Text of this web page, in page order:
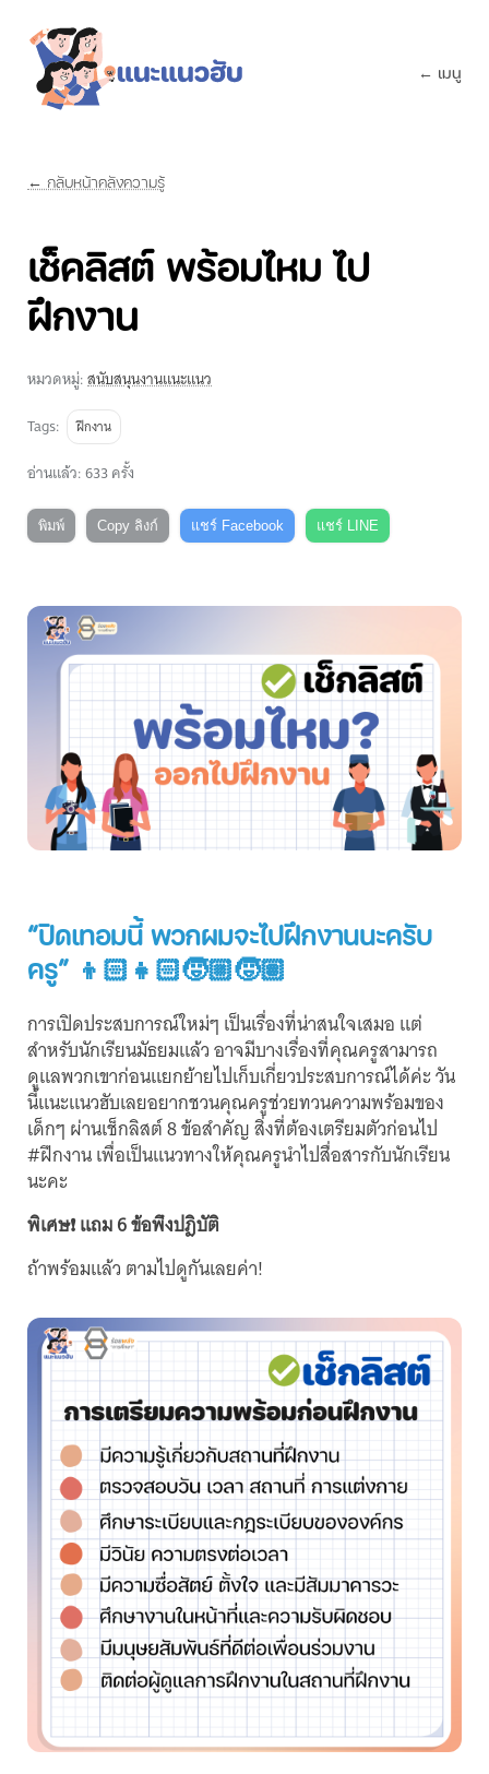
← เมนู
← กลับหน้าคลังความรู้
เช็คลิสต์ พร้อมไหม ไป
ฝึกงาน
หมวดหมู่:สนับสนุนงานแนะแนว
Tags:
ฝึกงาน
อ่านแล้ว: 633 ครั้ง
พิมพ์ Copy ลิงก์ แชร์ Facebook แชร์ LINE
“ปิดเทอมนี้ พวกผมจะไปฝึกงานนะครับ
ครู” 👦🏻👧🏻🧒🏼🧒🏽
การเปิดประสบการณ์ใหม่ๆ เป็นเรื่องที่น่าสนใจเสมอ แต่
สำหรับนักเรียนมัธยมแล้ว อาจมีบางเรื่องที่คุณครูสามารถ
ดูแลพวกเขาก่อนแยกย้ายไปเก็บเกี่ยวประสบการณ์ได้ค่ะ วัน
นี้แนะแนวฮับเลยอยากชวนคุณครูช่วยทวนความพร้อมของ
เด็กๆ ผ่านเช็กลิสต์ 8 ข้อสำคัญ สิ่งที่ต้องเตรียมตัวก่อนไป
#ฝึกงาน เพื่อเป็นแนวทางให้คุณครูนำไปสื่อสารกับนักเรียน
นะคะ
พิเศษ❗ แถม 6 ข้อพึงปฎิบัติ
ถ้าพร้อมแล้ว ตามไปดูกันเลยค่า!